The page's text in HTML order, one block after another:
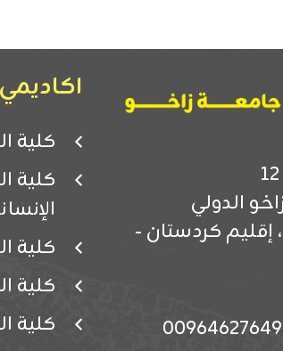
الدولي
كردستان -
كلية
كلية
كلية
كلية
كلية